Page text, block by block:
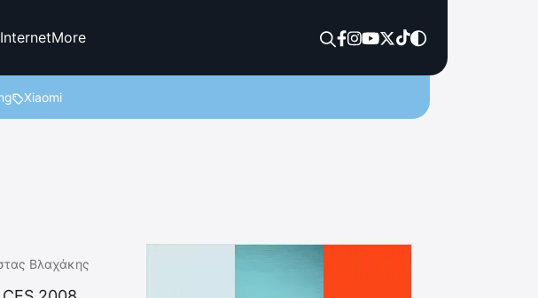
InternetMore
Xiaomi
Βλαχάκης